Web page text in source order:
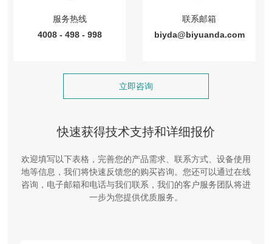
服务热线
4008 - 498 - 998
联系邮箱
biyda@biyuanda.com
立即咨询
快速获得技术支持和详细报价
欢迎填写以下表格，完善您的产品需求、联系方式、设备使用
地等信息，我们将快速反馈您的购买咨询。您还可以通过在线
咨询，电子邮箱和电话与我们联系，我们的客户服务团队将进
一步为您提供优质服务。